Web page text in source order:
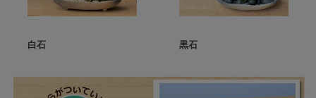
白石 黒石